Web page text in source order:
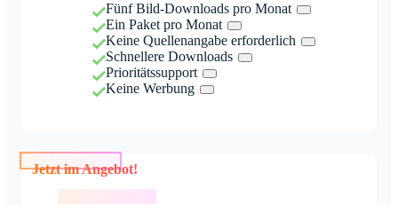
Fünf Bild-Downloads pro Monat
Ein Paket pro Monat
Keine Quellenangabe erforderlich
Schnellere Downloads
Prioritätssupport
Keine Werbung
Jetzt im Angebot!